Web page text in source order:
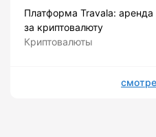
Платформа Travala:
за криптовалюту
Криптовалюты